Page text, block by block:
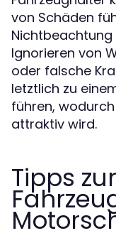
von Schäden
Nichtbeachtung
Ignorieren von
oder falsche
letztlich zu
führen,
attraktiv wird.
Tipps